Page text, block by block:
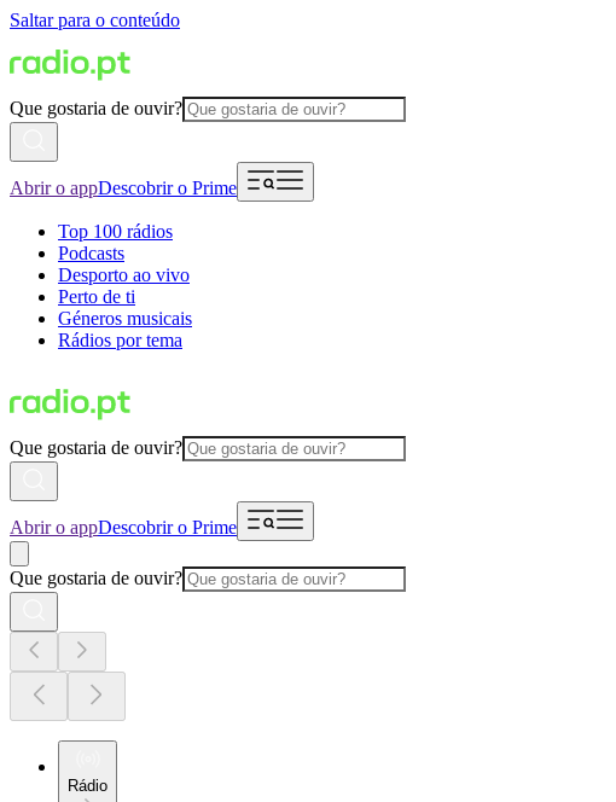
Saltar para o conteúdo
Que gostaria de ouvir?
Abrir o appDescobrir o Prime
Top 100 rádios
Podcasts
Desporto ao vivo
Perto de ti
Géneros musicais
Rádios por tema
Que gostaria de ouvir?
Abrir o appDescobrir o Prime
Que gostaria de ouvir?
Rádio